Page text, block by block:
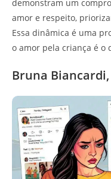
demonstram um
amor e respeito,
Essa dinâmica é uma
o amor pela criança é o
Bruna